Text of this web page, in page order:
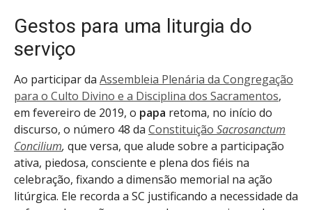
Gestos para uma liturgia do
serviço
Ao participar da Assembleia Plenária da Congregação
para o Culto Divino e a Disciplina dos Sacramentos,
em fevereiro de 2019, o papa retoma, no início do
discurso, o número 48 da Constituição Sacrosanctum
Concilium, que versa, que alude sobre a participação
ativa, piedosa, consciente e plena dos fiéis na
celebração, fixando a dimensão memorial na ação
litúrgica. Ele recorda a SC justificando a necessidade da